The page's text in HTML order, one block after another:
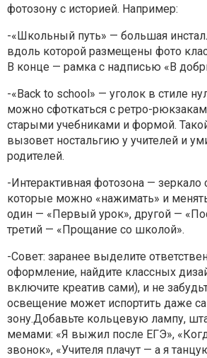
фотозону с историей. Например:
-«Школьный путь» — большая
вдоль которой размещены фото
В конце — рамка с надписью «В
-«Back to school» — уголок в стиле
можно сфоткаться с ретро-
старыми учебниками и формой.
вызовет ностальгию у учителей и
родителей.
-Интерактивная фотозона — зеркало
которые можно «нажимать» и
один — «Первый урок», другой —
третий — «Прощание со школой».
-Совет: заранее выделите
оформление, найдите классных
включите креатив сами), и не
освещение может испортить даже
зону.Добавьте кольцевую лампу,
мемами: «Я выжил после ЕГЭ»,
звонок», «Учителя плачут — а я